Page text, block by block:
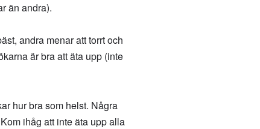
än andra).
andra menar att torrt och
är bra att äta upp (inte
hur bra som helst. Några
ihåg att inte äta upp alla